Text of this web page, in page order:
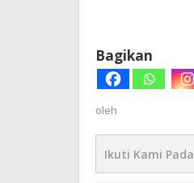
Bagikan
oleh
Ikuti Kami Pada